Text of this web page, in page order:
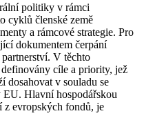
politiky v rámci
cyklů členské země
a rámcové strategie. Pro
dokumentem čerpání
V těchto
cíle a priority, jež
dosahovat v souladu se
Hlavní hospodářskou
z evropských fondů, je